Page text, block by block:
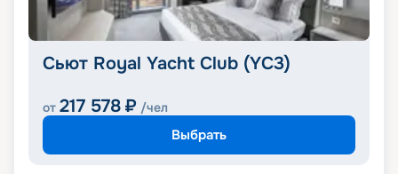
Сьют Royal Yacht Club (YC3)
от 217 578 ₽ /чел
Выбрать